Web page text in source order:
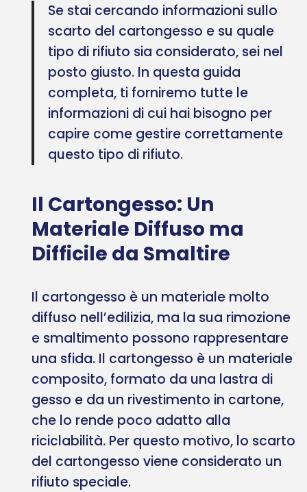
Se stai cercando informazioni sullo
scarto del cartongesso e su quale
tipo di rifiuto sia considerato, sei nel
posto giusto. In questa guida
completa, ti forniremo tutte le
informazioni di cui hai bisogno per
capire come gestire correttamente
questo tipo di rifiuto.
Il Cartongesso: Un
Materiale Diffuso ma
Difficile da Smaltire
Il cartongesso è un materiale molto
diffuso nell’edilizia, ma la sua rimozione
e smaltimento possono rappresentare
una sfida. Il cartongesso è un materiale
composito, formato da una lastra di
gesso e da un rivestimento in cartone,
che lo rende poco adatto alla
riciclabilità. Per questo motivo, lo scarto
del cartongesso viene considerato un
rifiuto speciale.